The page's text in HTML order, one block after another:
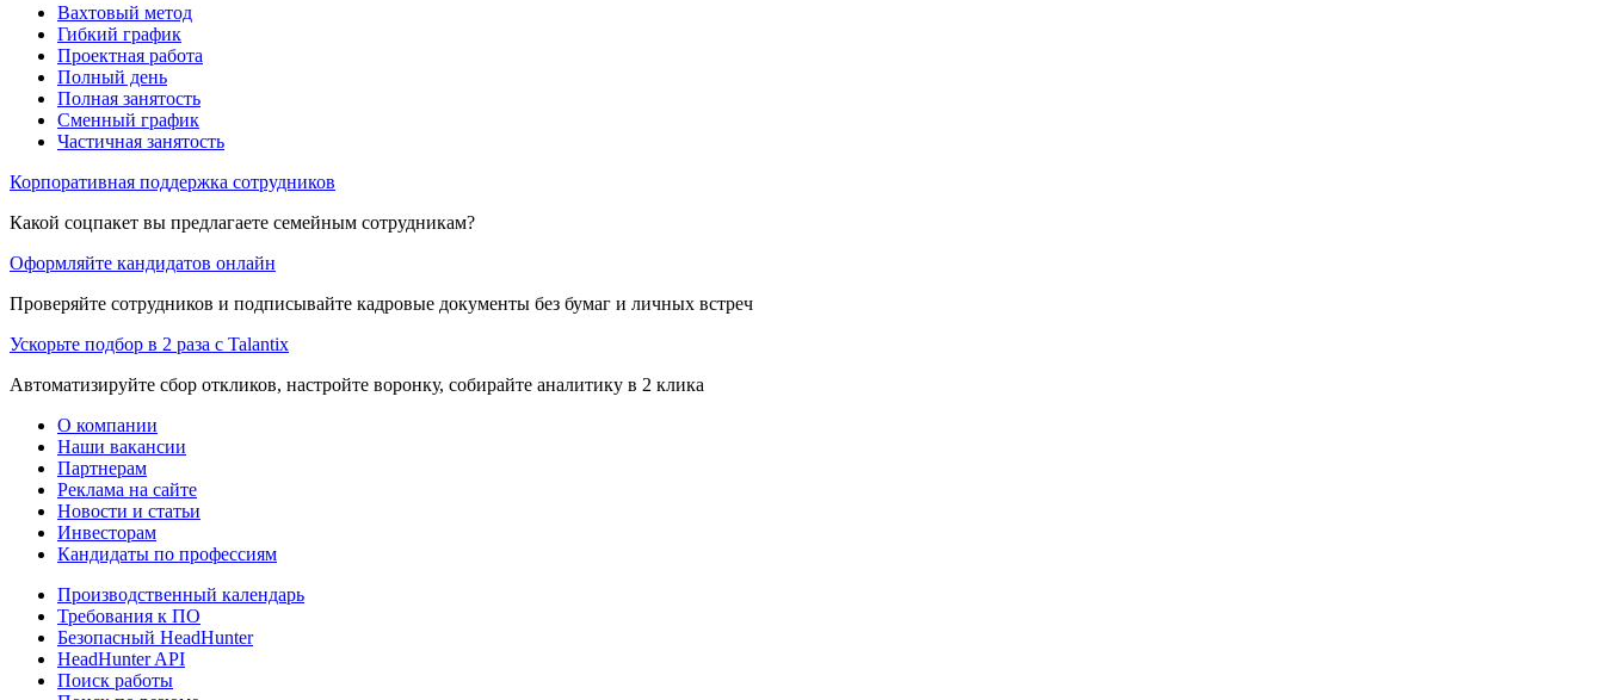
Вахтовый метод
Гибкий график
Проектная работа
Полный день
Полная занятость
Сменный график
Частичная занятость
Корпоративная поддержка сотрудников
Какой соцпакет вы предлагаете семейным сотрудникам?
Оформляйте кандидатов онлайн
Проверяйте сотрудников и подписывайте кадровые документы без бумаг и личных встреч
Ускорьте подбор в 2 раза с Talantix
Автоматизируйте сбор откликов, настройте воронку, собирайте аналитику в 2 клика
О компании
Наши вакансии
Партнерам
Реклама на сайте
Новости и статьи
Инвесторам
Кандидаты по профессиям
Производственный календарь
Требования к ПО
Безопасный HeadHunter
HeadHunter API
Поиск работы